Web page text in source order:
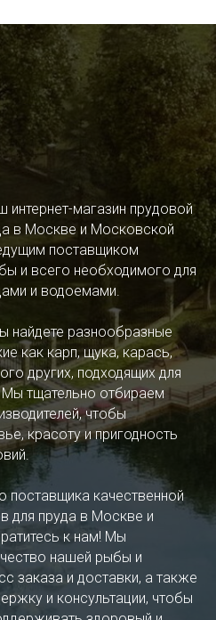
магазин прудовой
в Москве и Московской
поставщиком
и всего необходимого для
и водоемами.
найдете разнообразные
как карп, щука, карась,
других, подходящих для
тщательно отбираем
чтобы
красоту и пригодность
поставщика качественной
для пруда в Москве и
к нам! Мы
нашей рыбы и
заказа и доставки, а также
и консультации, чтобы